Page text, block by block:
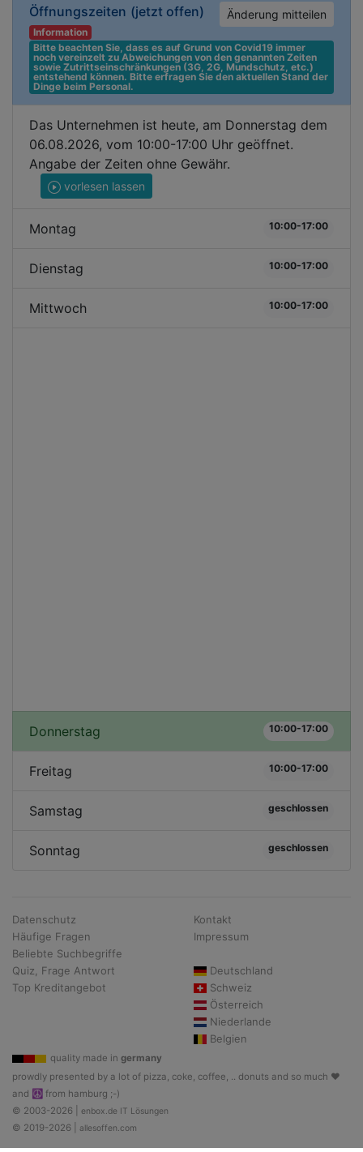
Öffnungszeiten (jetzt offen) Änderung mitteilen
Information
Bitte beachten Sie, dass es auf Grund von Covid19 immer
noch vereinzelt zu Abweichungen von den genannten Zeiten
sowie Zutrittseinschränkungen (3G, 2G, Mundschutz, etc.)
entstehend können. Bitte erfragen Sie den aktuellen Stand der
Dinge beim Personal.
Das Unternehmen ist heute, am Donnerstag dem
06.08.2026, vom 10:00-17:00 Uhr geöffnet.
Angabe der Zeiten ohne Gewähr.
vorlesen lassen
Montag 10:00-17:00
Dienstag 10:00-17:00
Mittwoch 10:00-17:00
Donnerstag 10:00-17:00
Freitag 10:00-17:00
Samstag geschlossen
Sonntag geschlossen
Datenschutz
Häufige Fragen
Beliebte Suchbegriffe
Quiz, Frage Antwort
Top Kreditangebot
Kontakt
Impressum
Deutschland
Schweiz
Österreich
Niederlande
Belgien
quality made in germany
prowdly presented by a lot of pizza, coke, coffee, .. donuts and so much ♥
and ☮ from hamburg ;-)
© 2003-2026 | enbox.de IT Lösungen
© 2019-2026 | allesoffen.com